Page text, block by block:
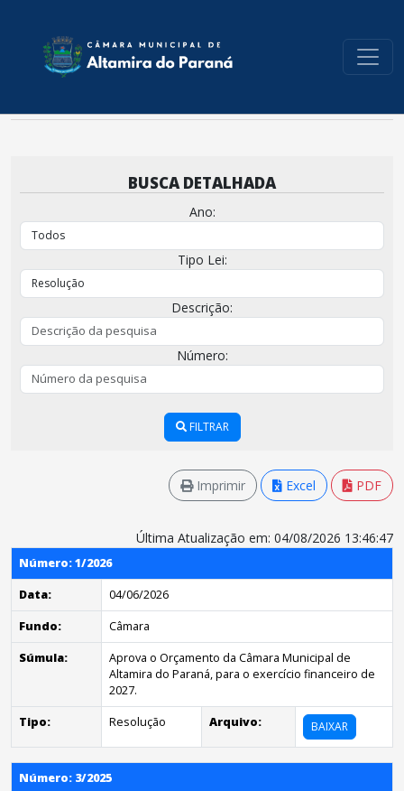
BUSCA DETALHADA
Ano:
Tipo Lei:
Descrição:
Número:
FILTRAR
Imprimir Excel PDF
Última Atualização em: 04/08/2026 13:46:47
Número: 1/2026
Data: 04/06/2026
Fundo: Câmara
Súmula:
Aprova o Orçamento da Câmara Municipal de
Altamira do Paraná, para o exercício financeiro de
2027.
Tipo: Resolução Arquivo: BAIXAR
Número: 3/2025